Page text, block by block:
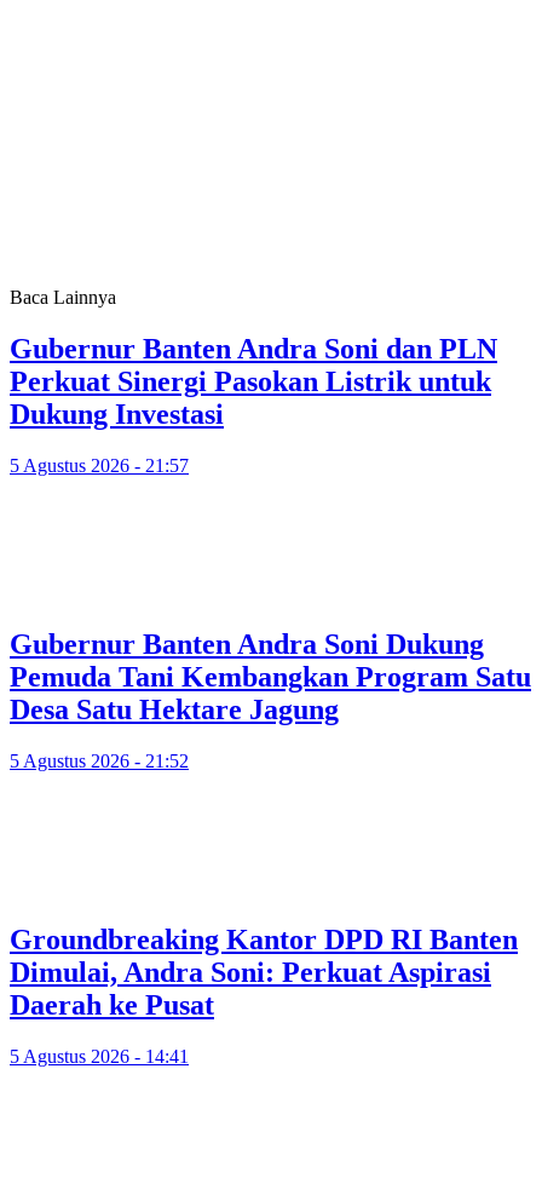
Baca Lainnya
Gubernur Banten Andra Soni dan PLN
Perkuat Sinergi Pasokan Listrik untuk
Dukung Investasi
5 Agustus 2026 - 21:57
Gubernur Banten Andra Soni Dukung
Pemuda Tani Kembangkan Program Satu
Desa Satu Hektare Jagung
5 Agustus 2026 - 21:52
Groundbreaking Kantor DPD RI Banten
Dimulai, Andra Soni: Perkuat Aspirasi
Daerah ke Pusat
5 Agustus 2026 - 14:41